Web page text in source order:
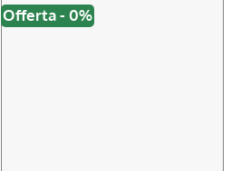
Offerta - 0%